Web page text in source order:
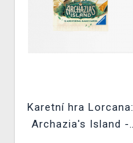
Karetní hra Lorcana:
Archazia's Island -